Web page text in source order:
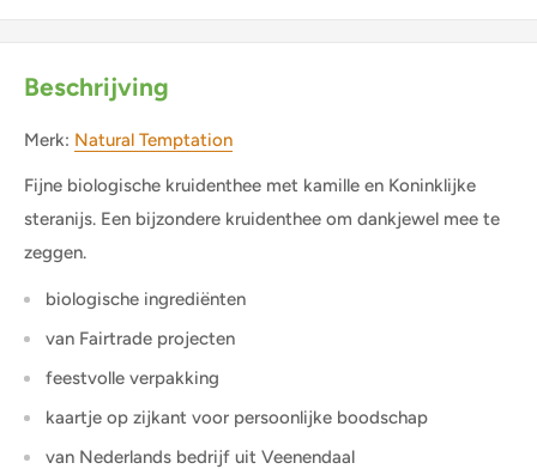
Beschrijving
Merk: Natural Temptation
Fijne biologische kruidenthee met kamille en Koninklijke
steranijs. Een bijzondere kruidenthee om dankjewel mee te
zeggen.
biologische ingrediënten
van Fairtrade projecten
feestvolle verpakking
kaartje op zijkant voor persoonlijke boodschap
van Nederlands bedrijf uit Veenendaal